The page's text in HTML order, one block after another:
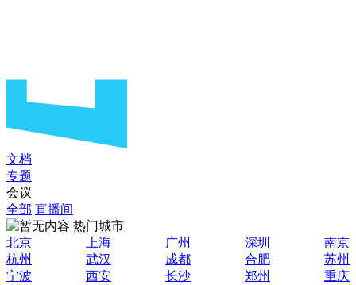
文档
专题
会议
全部 直播间
热门城市
北京
上海 广州 深圳
南京
杭州
武汉 成都 合肥
苏州
宁波
西安 长沙 郑州
重庆